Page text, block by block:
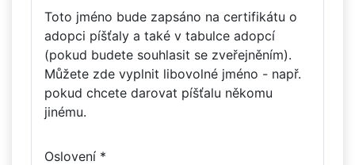
Toto jméno bude zapsáno na certifikátu o
adopci píšťaly a také v tabulce adopcí
(pokud budete souhlasit se zveřejněním).
Můžete zde vyplnit libovolné jméno - např.
pokud chcete darovat píšťalu někomu
jinému.
Oslovení *